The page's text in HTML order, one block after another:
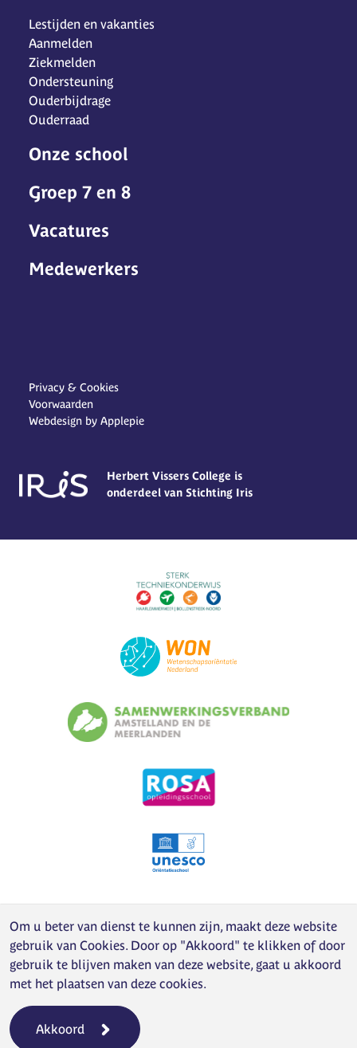
Lestijden en vakanties
Aanmelden
Ziekmelden
Ondersteuning
Ouderbijdrage
Ouderraad
Onze school
Groep 7 en 8
Vacatures
Medewerkers
Privacy & Cookies
Voorwaarden
Webdesign by Applepie
Herbert Vissers College is
onderdeel van Stichting Iris
Om u beter van dienst te kunnen zijn, maakt deze website
gebruik van Cookies. Door op "Akkoord" te klikken of door
gebruik te blijven maken van deze website, gaat u akkoord
met het plaatsen van deze cookies.
Akkoord